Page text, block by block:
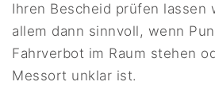
Ihren Bescheid prüfen lassen
allem dann sinnvoll, wenn
Fahrverbot im Raum stehen
Messort unklar ist.